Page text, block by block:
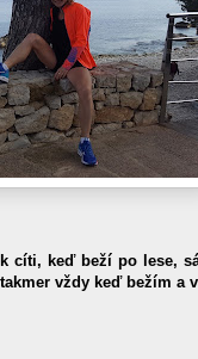
cíti, keď beží po lese,
vždy keď bežím a